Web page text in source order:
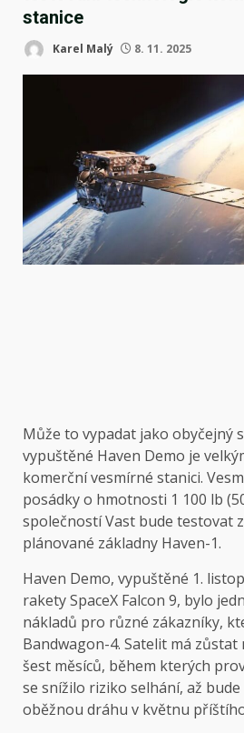
stanice
Karel Malý 8. 11. 2025
Může to vypadat jako obyčejný
vypuštěné Haven Demo je
komerční vesmírné stanici.
posádky o hmotnosti 1 100 lb
společností Vast bude testovat
plánované základny Haven-1.
Haven Demo, vypuštěné 1.
rakety SpaceX Falcon 9, bylo
nákladů pro různé zákazníky,
Bandwagon-4. Satelit má zůstat
šest měsíců, během kterých
se snížilo riziko selhání, až
oběžnou dráhu v květnu